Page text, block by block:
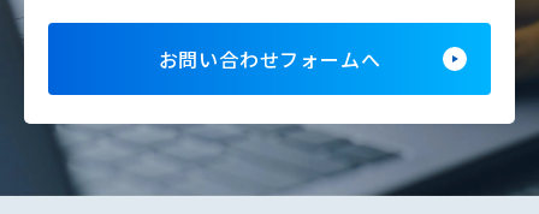
お問い合わせフォームへ